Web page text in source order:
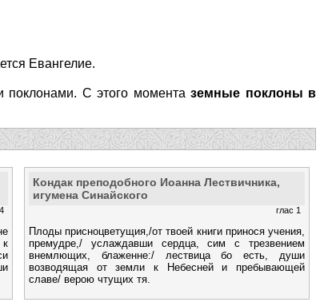
Евангелие.
поклонами. С этого моментаземные поклоны в
Кондак преподобного Иоанна Лествичника,
игумена Синайского
глас 1
Плоды присноцветущия,/от твоей книги принося учения,
премудре,/ услаждавши сердца, сим с трезвением
внемлющих, блаженне:/ лествица бо есть, души
возводящая от земли к Небесней и пребывающей
славе/ верою чтущих тя.